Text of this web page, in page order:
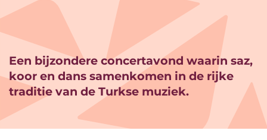
Een bijzondere concertavond waarin saz,
koor en dans samenkomen in de rijke
traditie van de Turkse muziek.